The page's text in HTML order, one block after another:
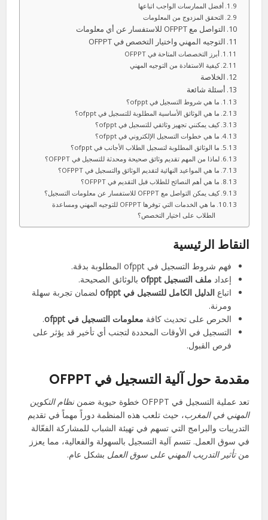
أفضل الممارسات الواجب اتباعها
التحقق المزدوج من المعلومات
التواصل مع OFPPT للاستفسار عن أي معلومات
التوجيه المهني واختيار التخصص في OFPPT
أبرز التخصصات المتاحة في OFPPT
كيفية الاستفادة من التوجيه المهني
الخلاصة
أسئلة شائعة
ما هي شروط التسجيل في ofppt؟
ما هي الوثائق الأساسية المطلوبة للتسجيل في ofppt؟
كيف يمكنني تجهيز وثائقي للتسجيل في ofppt؟
ما هي خطوات التسجيل الإلكتروني في ofppt؟
ما الوثائق المطلوبة لتسجيل الطلاب الأجانب في ofppt؟
لماذا من المهم تقديم وثائق صحيحة ومحدثة للتسجيل في OFPPT؟
ما هي المواعيد النهائية لتقديم الوثائق والتسجيل في OFPPT؟
ما هي أهم النصائح للطلاب قبل التقديم في OFPPT؟
كيف يمكن التواصل مع OFPPT للاستفسار عن معلومات التسجيل؟
ما هي الخدمات التي توفرها OFPPT للتوجيه المهني ومساعدة
الطلاب على اختيار التخصص؟
النقاط الرئيسية
فهم شروط التسجيل في ofppt المطلوبة بدقة.
إعداد ملف التسجيل ofppt
بالوثائق الصحيحة.
اتباع الدليل الكامل للتسجيل في ofppt
لضمان تجربة سهلة
ومرنة.
الحرص على تحديث كافة معلومات التسجيل في ofppt
.
التسجيل في الأوقات المحددة لتجنب أي تأخير قد يؤثر على
فرص القبول.
مقدمة حول آلية التسجيل في OFPPT
تعد عملية التسجيل في OFPPT خطوة حيوية ضمن
نظام التكوين
المهني في المغرب، حيث تلعب هذه المنظمة دوراً مهماً في تقديم
التدريبات والبرامج التي تسهم في تهيئة الشباب للمشاركة الفعّالة
في سوق العمل. تتسم آلية التسجيل بالسهولة والفعالية، مما يعزز
منتأثير التدريب المهني على سوق العمل بشكل عام.